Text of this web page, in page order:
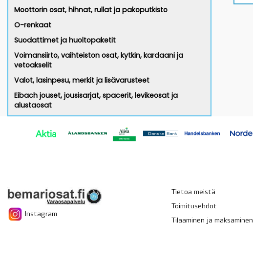
Moottorin osat, hihnat, rullat ja pakoputkisto
O-renkaat
Suodattimet ja huoltopaketit
Voimansiirto, vaihteiston osat, kytkin, kardaani ja
vetoakselit
Valot, lasinpesu, merkit ja lisävarusteet
Eibach jouset, jousisarjat, spacerit, levikeosat ja
alustaosat
Instagram
Tietoa meistä
Toimitusehdot
Tilaaminen ja maksaminen